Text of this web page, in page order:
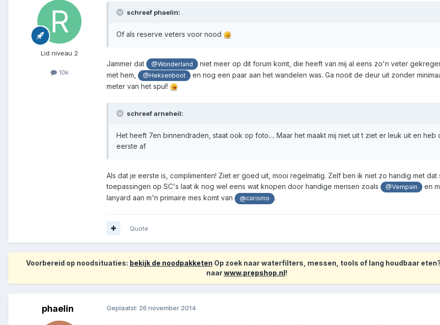
Lid niveau 2
10k
schreef phaelin:
Of als reserve veters voor nood
Jammer dat @Wonderland
niet meer op dit forum komt, die heeft van mij al eens zo'n veter
met hem,
@Heksenboot
en nog een paar aan het wandelen was. Ga nooit de deur uit zonder
meter van het spul!
schreef arneheil:
Het heeft 7en binnendraden, staat ook op foto.... Maar het maakt mij niet uit t ziet er leuk uit en heb
eerste af
Als dat je eerste is, complimenten! Ziet er goed uit, mooi regelmatig. Zelf ben ik niet zo handig met dat
toepassingen op SC's laat ik nog wel eens wat knopen door handige mensen zoals
@Vempain
en
lanyard aan m'n primaire mes komt van
@carismo .
Quote
Voorbereid op noodsituaties: bekijk de noodpakketen Op zoek naar waterfilters, messen, tools of lang houdbaar
naarwww.prepshop.nl!
phaelin Geplaatst: 26 november 2014